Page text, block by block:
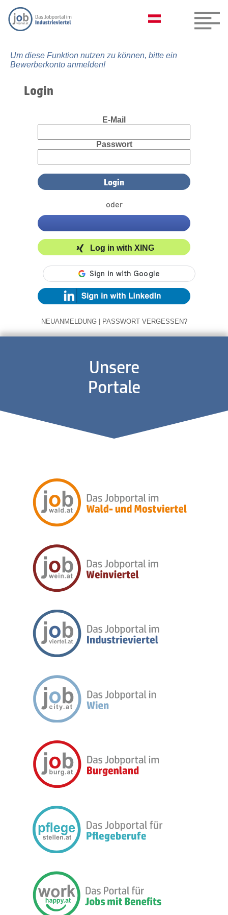
Um diese Funktion nutzen zu können, bitte ein
Bewerberkonto anmelden!
Login
E-Mail
Passwort
oder
Log in with XING
NEUANMELDUNG | PASSWORT VERGESSEN?
Unsere
Portale